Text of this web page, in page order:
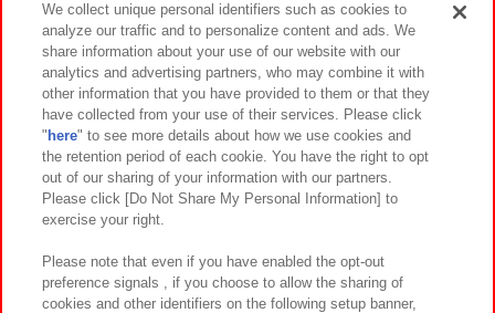
イベント・キャンペーン
関連会社 サステナビリティ サイトポリシー
プライバシーポリシー ウェブアクセシビリティ方針と検証結果
お取引先さまとともに
カスタマーハラスメント対応方針 よくあるご質問・お問い合わせ
We collect unique personal identifiers such as cookies to
analyze our traffic and to personalize content and ads. We
share information about your use of our website with our
analytics and advertising partners, who may combine it with
other information that you have provided to them or that they
have collected from your use of their services. Please click
" here" to see more details about how we use cookies and
the retention period of each cookie. You have the right to opt
out of our sharing of your information with our partners.
Please click [Do Not Share My Personal Information] to
exercise your right.
Please note that even if you have enabled the opt-out
preference signals , if you choose to allow the sharing of
cookies and other identifiers on the following setup banner,